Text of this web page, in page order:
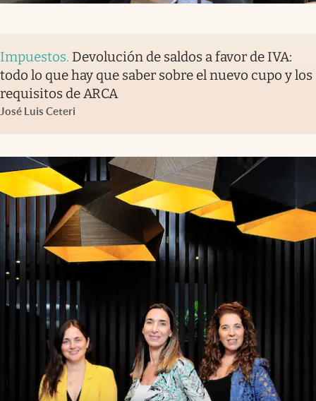
Impuestos. Devolución de saldos a favor de IVA:
todo lo que hay que saber sobre el nuevo cupo y los
requisitos de ARCA
José Luis Ceteri